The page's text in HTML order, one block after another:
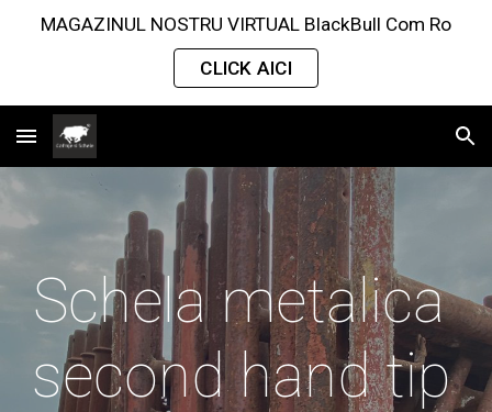
MAGAZINUL NOSTRU VIRTUAL BlackBull Com Ro
CLICK AICI
Schela metalica
second hand tip